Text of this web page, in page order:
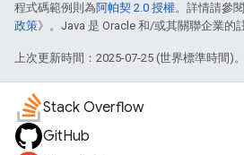
程式碼範例則為阿帕契 2.0 授權。詳情請參
政策》。Java 是 Oracle 和/或其關聯企業的
上次更新時間：2025-07-25 (世界標準時間)。
Stack Overflow
GitHub